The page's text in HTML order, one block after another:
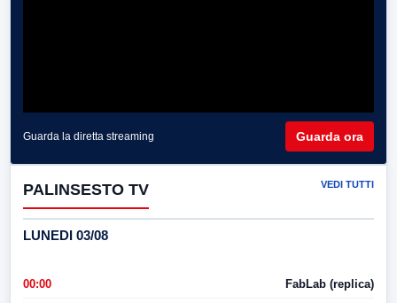
Guarda la diretta streaming Guarda ora
PALINSESTO TV VEDI TUTTI
LUNEDI 03/08
00:00 FabLab (replica)